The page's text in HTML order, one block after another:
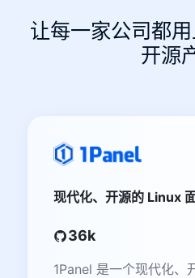
让每一家公司都
开源
现代化、开源的 Linux
36k
1Panel 是一个现代化、